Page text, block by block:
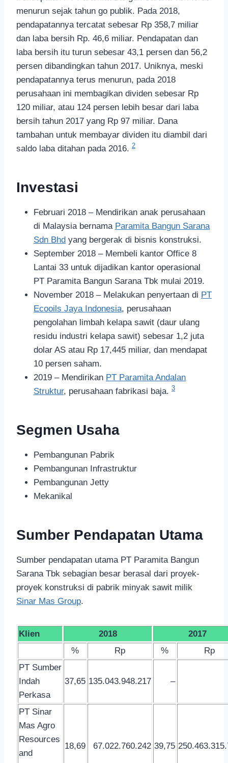
menurun sejak tahun go publik. Pada 2018,
pendapatannya tercatat sebesar Rp 358,7 miliar
dan laba bersih Rp. 46,6 miliar. Pendapatan dan
laba bersih itu turun sebesar 43,1 persen dan 56,2
persen dibandingkan tahun 2017. Uniknya, meski
pendapatannya terus menurun, pada 2018
perusahaan ini membagikan dividen sebesar Rp
120 miliar, atau 124 persen lebih besar dari laba
bersih tahun 2017 yang Rp 97 miliar. Dana
tambahan untuk membayar dividen itu diambil dari
saldo laba ditahan pada 2016. 2
Investasi
Februari 2018 – Mendirikan anak perusahaan
di Malaysia bernama Paramita Bangun Sarana
Sdn Bhd yang bergerak di bisnis konstruksi.
September 2018 – Membeli kantor Office 8
Lantai 33 untuk dijadikan kantor operasional
PT Paramita Bangun Sarana Tbk mulai 2019.
November 2018 – Melakukan penyertaan di PT
Ecooils Jaya Indonesia, perusahaan
pengolahan limbah kelapa sawit (daur ulang
residu industri kelapa sawit) sebesar 1,2 juta
dolar AS atau Rp 17,445 miliar, dan mendapat
10 persen saham.
2019 – Mendirikan PT Paramita Andalan
Struktur, perusahaan fabrikasi baja. 3
Segmen Usaha
Pembangunan Pabrik
Pembangunan Infrastruktur
Pembangunan Jetty
Mekanikal
Sumber Pendapatan Utama
Sumber pendapatan utama PT Paramita Bangun
Sarana Tbk sebagian besar berasal dari proyek-
proyek konstruksi di pabrik minyak sawit milik
Sinar Mas Group.
Klien 2018
2017
%
Rp %
Rp
PT Sumber
Indah
Perkasa
37,65 135.043.948.217 –
PT Sinar
Mas Agro
Resources
and
18,69 67.022.760.242 39,75